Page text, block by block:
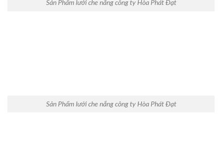
Sản Phẩm lưới che nắng công ty Hòa Phát Đạt
Sản Phẩm lưới che nắng công ty Hòa Phát Đạt